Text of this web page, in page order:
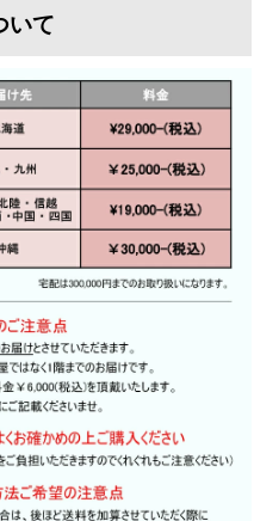
アに標準修理として
をおすすめしておりま
整えた上で再塗装を行
だわり1枚1枚丁寧に剥
ます
いて